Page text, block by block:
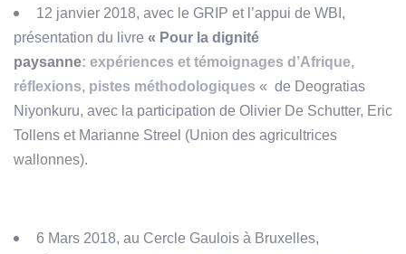
12 janvier 2018, avec le GRIP et l’appui de WBI,
présentation du livre « Pour la dignité
paysanne: expériences et témoignages d’Afrique,
réflexions, pistes méthodologiques « de Deogratias
Niyonkuru, avec la participation de Olivier De Schutter, Eric
Tollens et Marianne Streel (Union des agricultrices
wallonnes).
6 Mars 2018, au Cercle Gaulois à Bruxelles,